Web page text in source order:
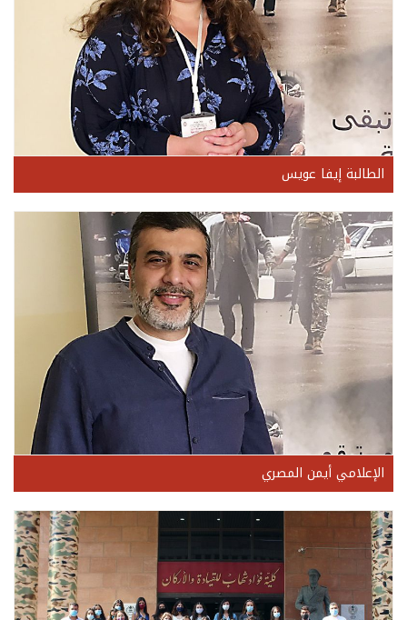
الطالبة إيفا عويس
الإعلامي أيمن المصري